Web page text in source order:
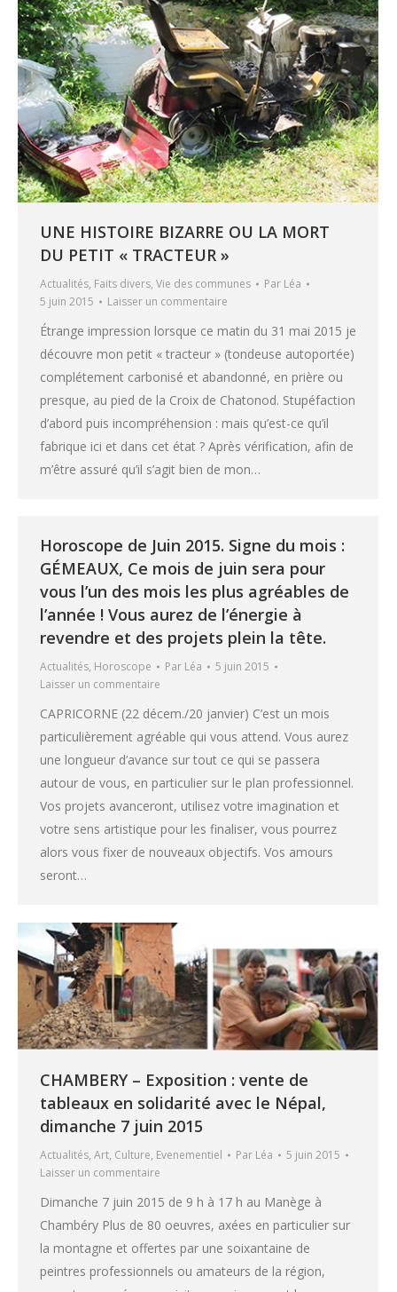
UNE HISTOIRE BIZARRE OU LA MORT
DU PETIT « TRACTEUR »
Actualités, Faits divers, Vie des communes Par Léa
5 juin 2015
Laisser un commentaire
Étrange impression lorsque ce matin du 31 mai 2015 je
découvre mon petit « tracteur » (tondeuse autoportée)
complétement carbonisé et abandonné, en prière ou
presque, au pied de la Croix de Chatonod. Stupéfaction
d’abord puis incompréhension : mais qu’est-ce qu’il
fabrique ici et dans cet état ? Après vérification, afin de
m’être assuré qu’il s’agit bien de mon…
Horoscope de Juin 2015. Signe du mois :
GÉMEAUX, Ce mois de juin sera pour
vous l’un des mois les plus agréables de
l’année ! Vous aurez de l’énergie à
revendre et des projets plein la tête.
Actualités, Horoscope Par Léa
5 juin 2015
Laisser un commentaire
CAPRICORNE (22 décem./20 janvier) C’est un mois
particulièrement agréable qui vous attend. Vous aurez
une longueur d’avance sur tout ce qui se passera
autour de vous, en particulier sur le plan professionnel.
Vos projets avanceront, utilisez votre imagination et
votre sens artistique pour les finaliser, vous pourrez
alors vous fixer de nouveaux objectifs. Vos amours
seront…
CHAMBERY – Exposition : vente de
tableaux en solidarité avec le Népal,
dimanche 7 juin 2015
Actualités, Art, Culture, Evenementiel Par Léa
5 juin 2015
Laisser un commentaire
Dimanche 7 juin 2015 de 9 h à 17 h au Manège à
Chambéry Plus de 80 oeuvres, axées en particulier sur
la montagne et offertes par une soixantaine de
peintres professionnels ou amateurs de la région,